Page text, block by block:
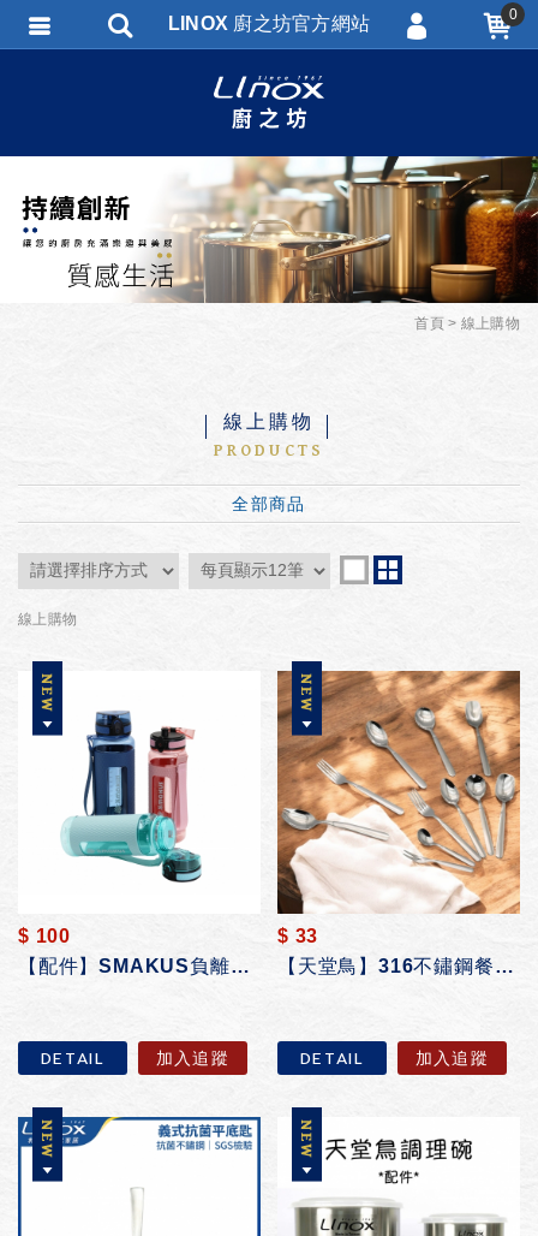
首頁 線上購物
線上購物
PRODUCTS
全部商品
線上購物
$ 100
【配件】SMAKUS負離子富士山水壺
DETAIL 加入追蹤
$ 33
【天堂鳥】316不鏽鋼餐具 湯匙 叉子 餐叉 餐匙 水果叉 沙拉叉 環保餐具 尖...
DETAIL 加入追蹤
LINOX 廚之坊官方網站 0
會員註冊
忘記密碼
訂單查詢
匯款通知